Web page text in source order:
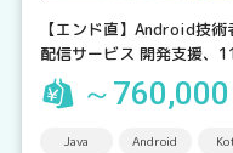
【エンド直】Android技
配信サービス 開発支援、
～760,000
Java Android